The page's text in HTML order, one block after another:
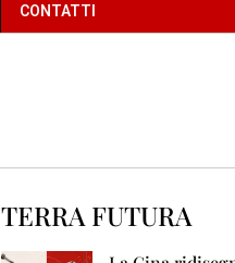
CONTATTI
TERRA FUTURA